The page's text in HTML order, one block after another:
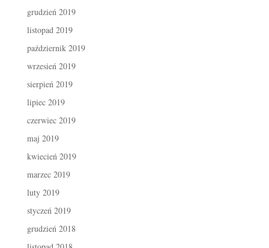
grudzień 2019
listopad 2019
październik 2019
wrzesień 2019
sierpień 2019
lipiec 2019
czerwiec 2019
maj 2019
kwiecień 2019
marzec 2019
luty 2019
styczeń 2019
grudzień 2018